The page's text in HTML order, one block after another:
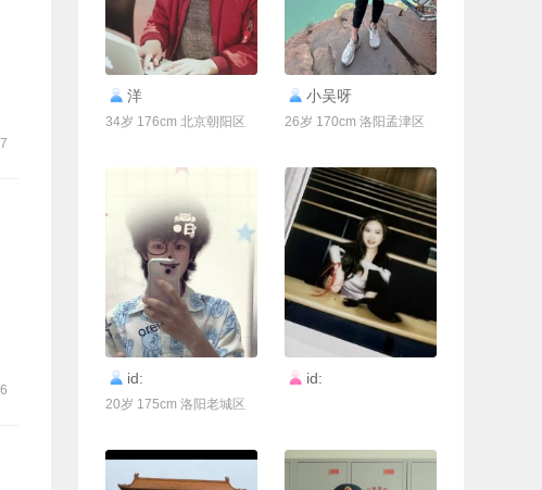
洋
34岁 176cm 北京朝阳区
联系Ta
小吴呀
26岁 170cm 洛阳孟津区
id:
20岁 175cm 洛阳老城区
id: